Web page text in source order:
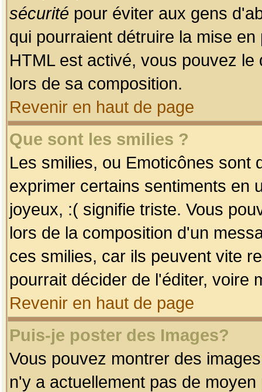
sécurité pour éviter aux gens
qui pourraient détruire la mise
HTML est activé, vous pouvez
lors de sa composition.
Revenir en haut de page
Que sont les smilies ?
Les smilies, ou Emoticônes sont
exprimer certains sentiments en
joyeux, :( signifie triste. Vous
lors de la composition d'un
ces smilies, car ils peuvent vite
pourrait décider de l'éditer, voire
Revenir en haut de page
Puis-je poster des Images?
Vous pouvez montrer des
n'y a actuellement pas de